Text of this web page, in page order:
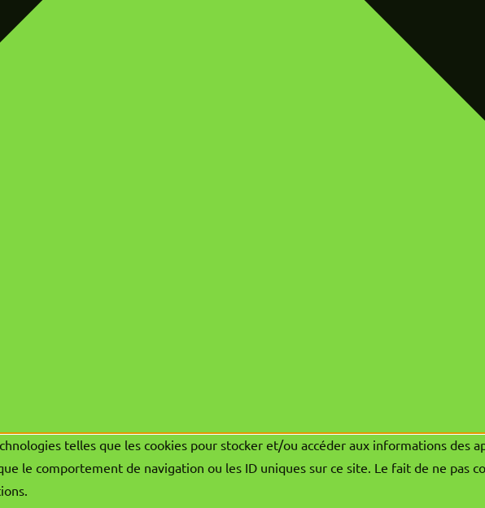
telles que les cookies pour stocker et/ou accéder aux informations des
le comportement de navigation ou les ID uniques sur ce site. Le fait de ne pas